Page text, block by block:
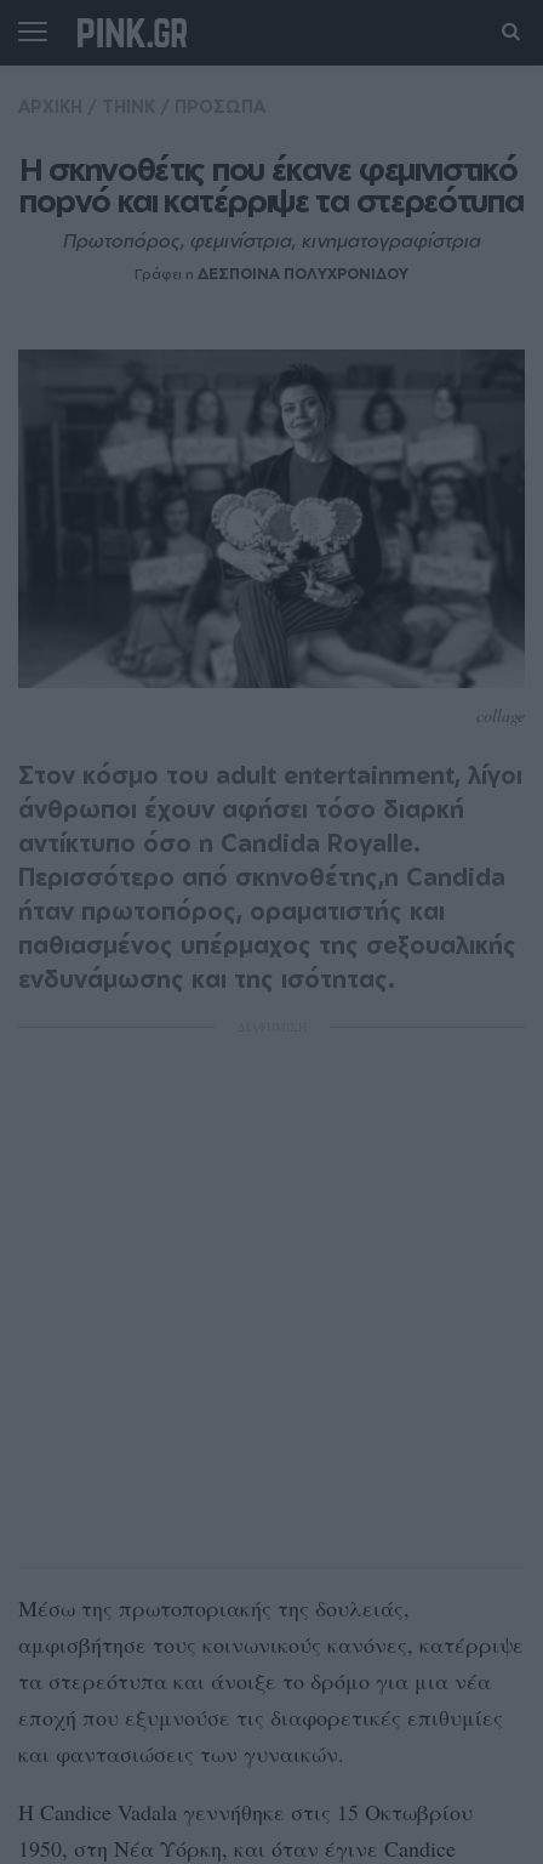
Η σκηνοθέτις που έκανε φεμινιστικό
ποpνό και κατέρριψε τα στερεότυπα
Πρωτοπόρος, φεμινίστρια, κινηματογραφίστρια
Γράφει η ΔΕΣΠΟΙΝΑ ΠΟΛΥΧΡΟΝΙΔΟΥ
collage
Στον κόσμο του adult entertainment, λίγοι
άνθρωποι έχουν αφήσει τόσο διαρκή
αντίκτυπο όσο η Candida Royalle.
Περισσότερο από σκηνοθέτης,η Candida
ήταν πρωτοπόρος, οραματιστής και
παθιασμένος υπέρμαχος της σeξουαλικής
ενδυνάμωσης και της ισότητας.
Μέσω της πρωτοποριακής της δουλειάς,
αμφισβήτησε τους κοινωνικούς κανόνες, κατέρριψε
τα στερεότυπα και άνοιξε το δρόμο για μια νέα
εποχή που εξυμνούσε τις διαφορετικές επιθυμίες
και φαντασιώσεις των γυναικών.
Η Candice Vadala γεννήθηκε στις 15 Οκτωβρίου
1950, στη Νέα Υόρκη, και όταν έγινε Candice